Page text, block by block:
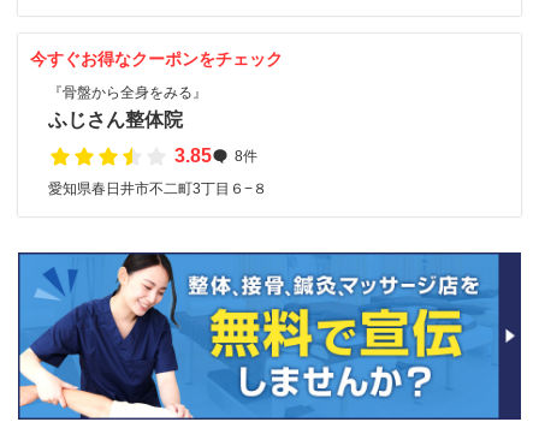
今すぐお得なクーポンをチェック
『骨盤から全身をみる』
ふじさん整体院
3.85
8件
愛知県春日井市不二町3丁目６−８